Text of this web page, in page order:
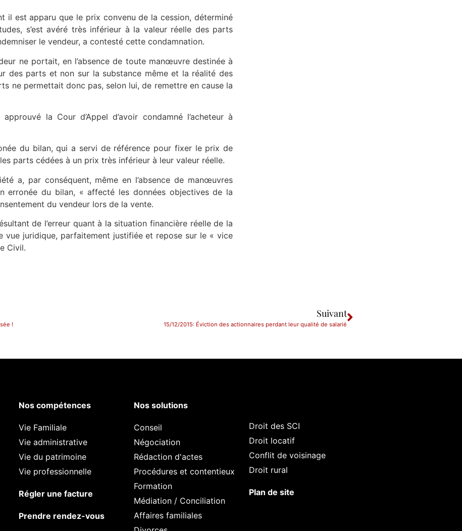
il est apparu que le prix convenu de la cession, déterminé
s’est avéré très inférieur à la valeur réelle des parts
le vendeur, a contesté cette condamnation.
ne portait, en l’absence de toute manœuvre destinée à
des parts et non sur la substance même et la réalité des
ne permettait donc pas, selon lui, de remettre en cause la
la Cour d’Appel d’avoir condamné l’acheteur à
du bilan, qui a servi de référence pour fixer le prix de
parts cédées à un prix très inférieur à leur valeur réelle.
a, par conséquent, même en l’absence de manœuvres
erronée du bilan, « affecté les données objectives de la
du vendeur lors de la vente.
de l’erreur quant à la situation financière réelle de la
juridique, parfaitement justifiée et repose sur le « vice
Civil.
!
Suivant
15/12/2015: Éviction des actionnaires perdant leur qualité de salarié
Nos compétences
Vie Familiale
Vie administrative
Vie du patrimoine
Vie professionnelle
Régler une facture
Prendre rendez-vous
Nos solutions
Conseil
Négociation
Rédaction d'actes
Procédures et contentieux
Formation
Médiation / Conciliation
Affaires familiales
Droit des SCI
Droit locatif
Conflit de voisinage
Droit rural
Plan de site